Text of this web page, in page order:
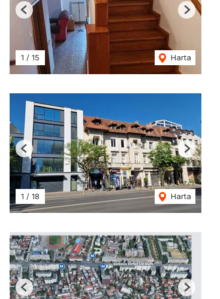
1 / 15 Harta
Previous Next
1 / 18 Harta
Previous Next
Previous Next